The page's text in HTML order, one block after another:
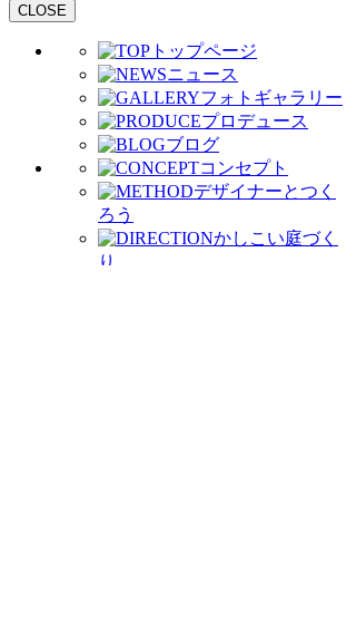
CLOSE
トップページ
ニュース
フォトギャラリー
プロデュース
ブログ
コンセプト
デザイナーとつく
ろう
かしこい庭づく
り